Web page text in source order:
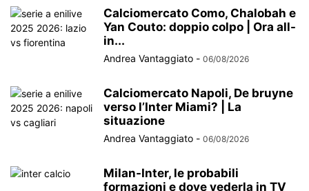
Calciomercato Como, Chalobah e
Yan Couto: doppio colpo | Ora all-
in...
Andrea Vantaggiato - 06/08/2026
Calciomercato Napoli, De bruyne
verso l’Inter Miami? | La
situazione
Andrea Vantaggiato - 06/08/2026
Milan-Inter, le probabili
formazioni e dove vederla in TV